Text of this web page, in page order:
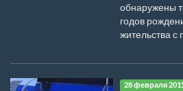
обнаружены
годов
жительства с
28 февраля